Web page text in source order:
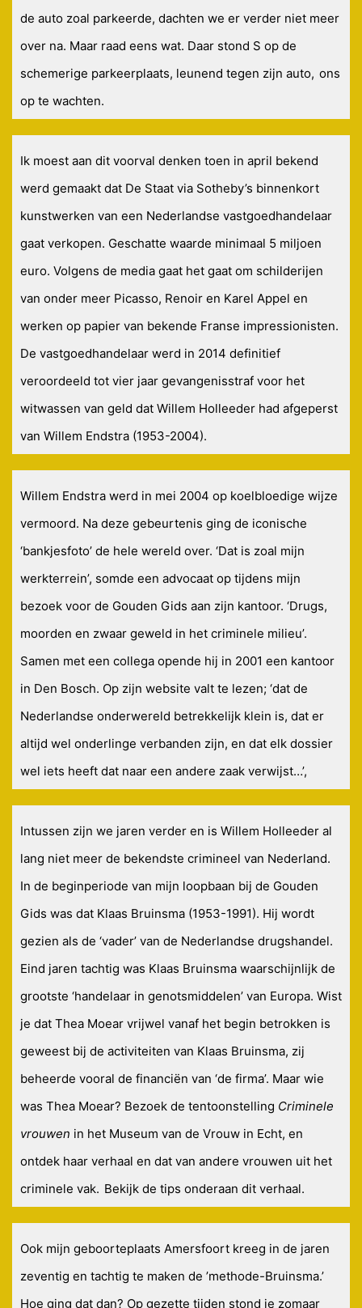
de auto zoal parkeerde, dachten we er verder niet meer
over na. Maar raad eens wat. Daar stond S op de
schemerige parkeerplaats, leunend tegen zijn auto, ons
op te wachten.
Ik moest aan dit voorval denken toen in april bekend
werd gemaakt dat De Staat via Sotheby’s binnenkort
kunstwerken van een Nederlandse vastgoedhandelaar
gaat verkopen. Geschatte waarde minimaal 5 miljoen
euro. Volgens de media gaat het gaat om schilderijen
van onder meer Picasso, Renoir en Karel Appel en
werken op papier van bekende Franse impressionisten.
De vastgoedhandelaar werd in 2014 definitief
veroordeeld tot vier jaar gevangenisstraf voor het
witwassen van geld dat Willem Holleeder had afgeperst
van Willem Endstra (1953-2004).
Willem Endstra werd in mei 2004 op koelbloedige wijze
vermoord. Na deze gebeurtenis ging de iconische
‘bankjesfoto’ de hele wereld over. ‘Dat is zoal mijn
werkterrein’, somde een advocaat op tijdens mijn
bezoek voor de Gouden Gids aan zijn kantoor. ‘Drugs,
moorden en zwaar geweld in het criminele milieu’.
Samen met een collega opende hij in 2001 een kantoor
in Den Bosch. Op zijn website valt te lezen; ‘dat de
Nederlandse onderwereld betrekkelijk klein is, dat er
altijd wel onderlinge verbanden zijn, en dat elk dossier
wel iets heeft dat naar een andere zaak verwijst…’,
Intussen zijn we jaren verder en is Willem Holleeder al
lang niet meer de bekendste crimineel van Nederland.
In de beginperiode van mijn loopbaan bij de Gouden
Gids was dat Klaas Bruinsma (1953-1991). Hij wordt
gezien als de ‘vader’ van de Nederlandse drugshandel.
Eind jaren tachtig was Klaas Bruinsma waarschijnlijk de
grootste ‘handelaar in genotsmiddelen’ van Europa. Wist
je dat Thea Moear vrijwel vanaf het begin betrokken is
geweest bij de activiteiten van Klaas Bruinsma, zij
beheerde vooral de financiën van ‘de firma’. Maar wie
was Thea Moear? Bezoek de tentoonstelling Criminele
vrouwen in het Museum van de Vrouw in Echt, en
ontdek haar verhaal en dat van andere vrouwen uit het
criminele vak. Bekijk de tips onderaan dit verhaal.
Ook mijn geboorteplaats Amersfoort kreeg in de jaren
zeventig en tachtig te maken de ’methode-Bruinsma.’
Hoe ging dat dan? Op gezette tijden stond je zomaar